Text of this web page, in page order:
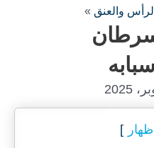
والعنق »
مجانية !